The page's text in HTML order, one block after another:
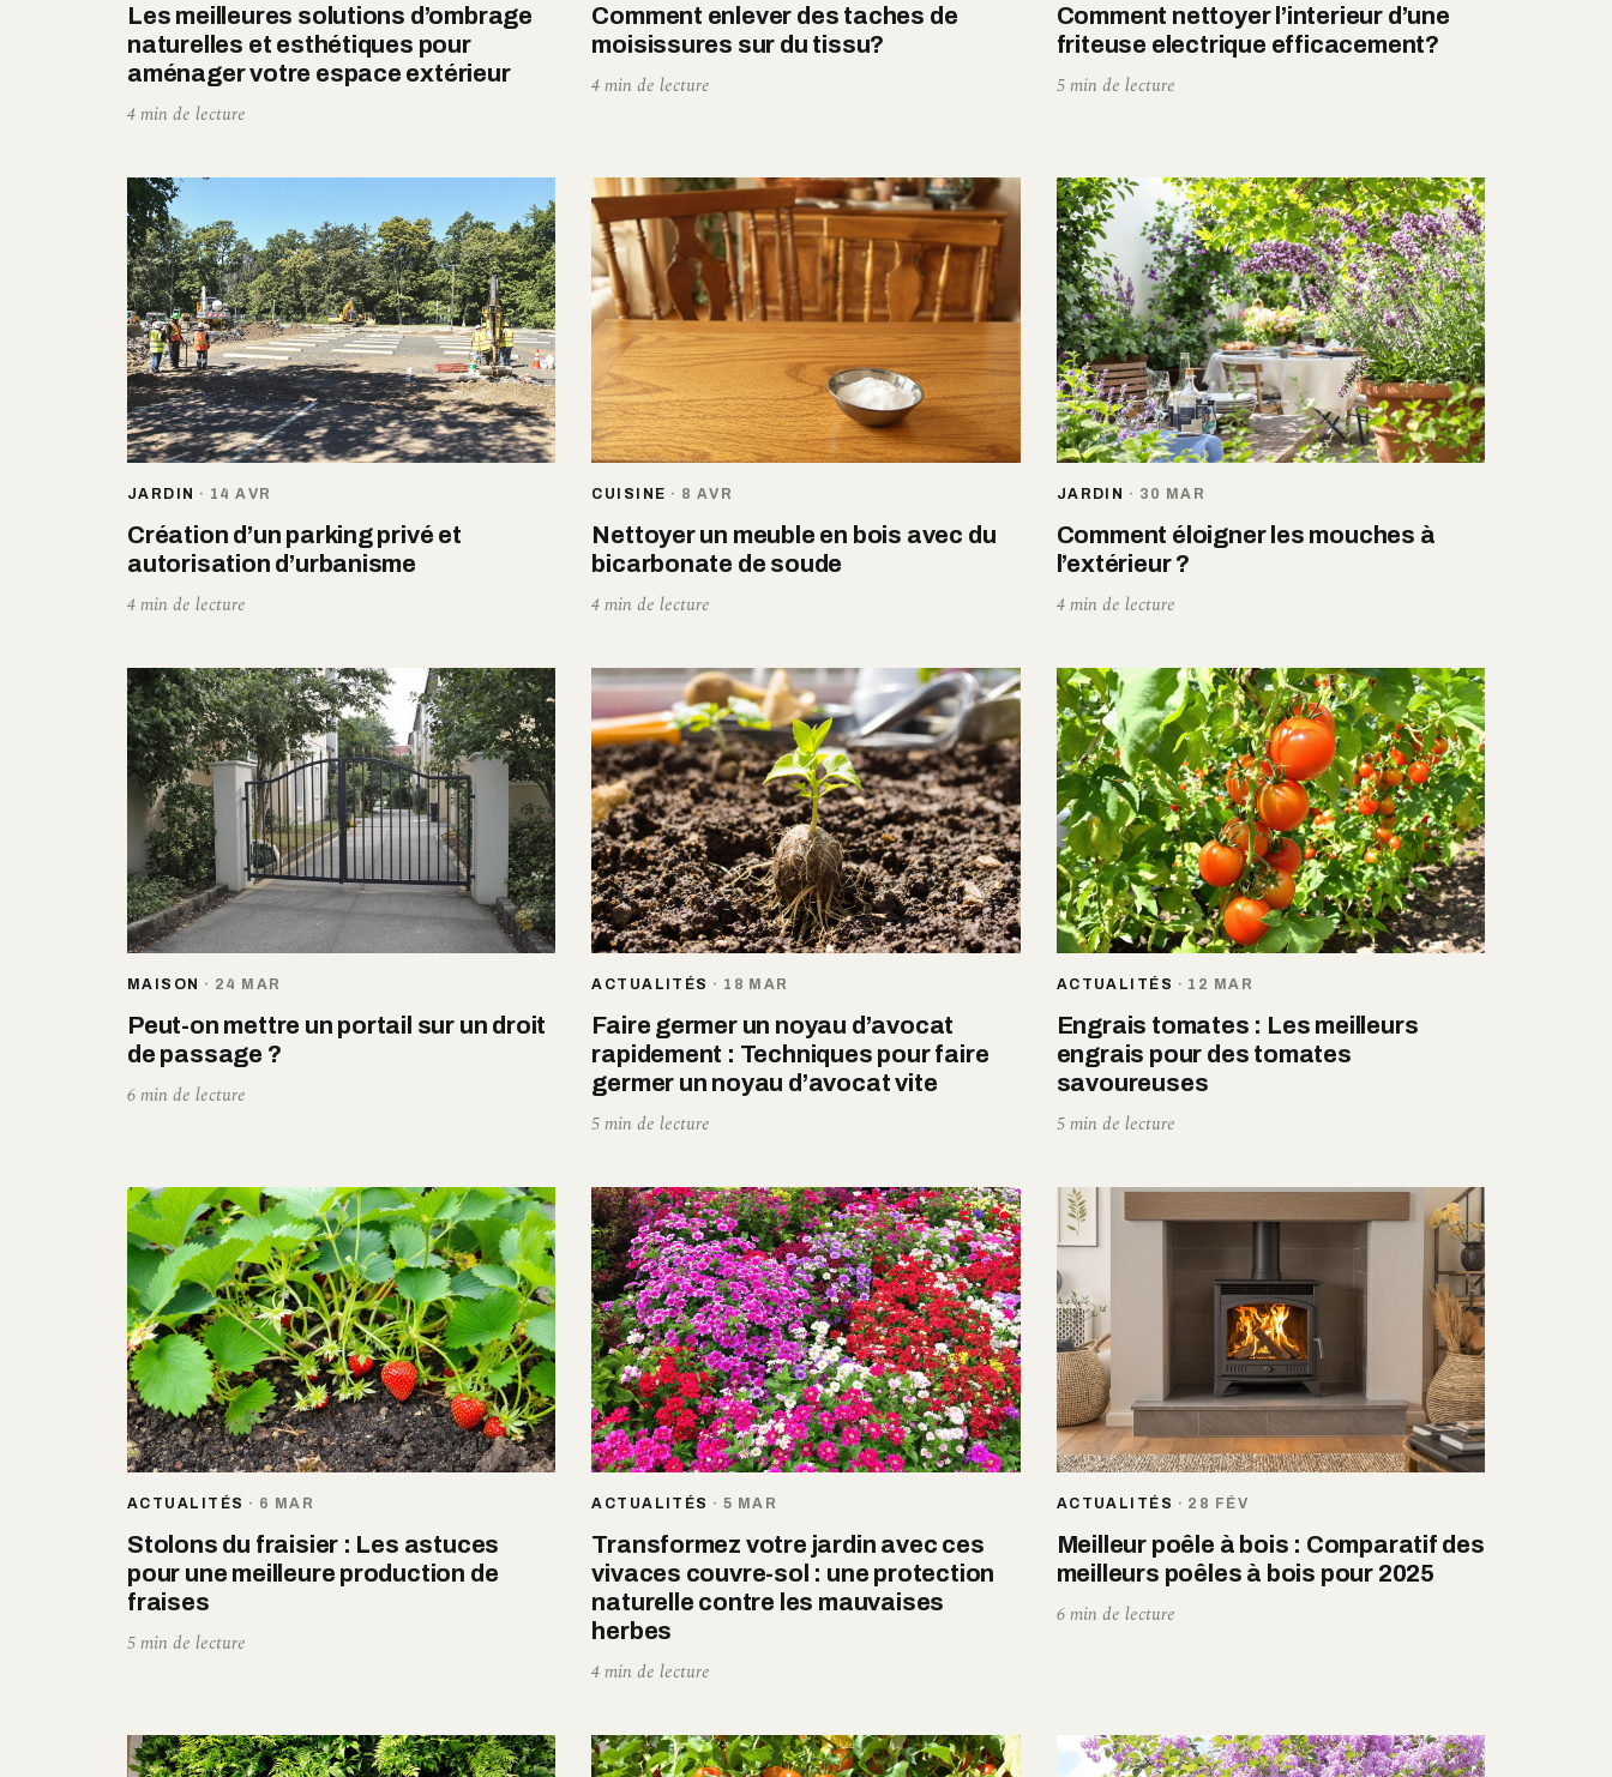
Les meilleures solutions d’ombrage
naturelles et esthétiques pour
aménager votre espace extérieur
4 min de lecture
Comment enlever des taches de
moisissures sur du tissu?
4 min de lecture
Comment nettoyer l’interieur d’une
friteuse electrique efficacement?
5 min de lecture
JARDIN · 14 AVR
Création d’un parking privé et
autorisation d’urbanisme
4 min de lecture
CUISINE · 8 AVR
Nettoyer un meuble en bois avec du
bicarbonate de soude
4 min de lecture
JARDIN · 30 MAR
Comment éloigner les mouches à
l’extérieur ?
4 min de lecture
MAISON · 24 MAR
Peut-on mettre un portail sur un droit
de passage ?
6 min de lecture
ACTUALITÉS · 18 MAR
Faire germer un noyau d’avocat
rapidement : Techniques pour faire
germer un noyau d’avocat vite
5 min de lecture
ACTUALITÉS · 12 MAR
Engrais tomates : Les meilleurs
engrais pour des tomates
savoureuses
5 min de lecture
ACTUALITÉS · 6 MAR
Stolons du fraisier : Les astuces
pour une meilleure production de
fraises
5 min de lecture
ACTUALITÉS ·5 MAR
Transformez votre jardin avec ces
vivaces couvre-sol : une protection
naturelle contre les mauvaises
herbes
4 min de lecture
ACTUALITÉS · 28 FÉV
Meilleur poêle à bois : Comparatif des
meilleurs poêles à bois pour 2025
6 min de lecture